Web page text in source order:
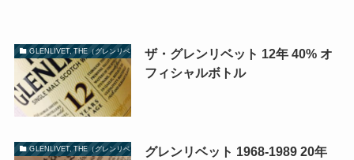
GLENLIVET, THE（グレンリベット）ザ・グレンリベット 12年 40% オ
フィシャルボトル
GLENLIVET, THE（グレンリベット）グレンリベット 1968-1989 20年